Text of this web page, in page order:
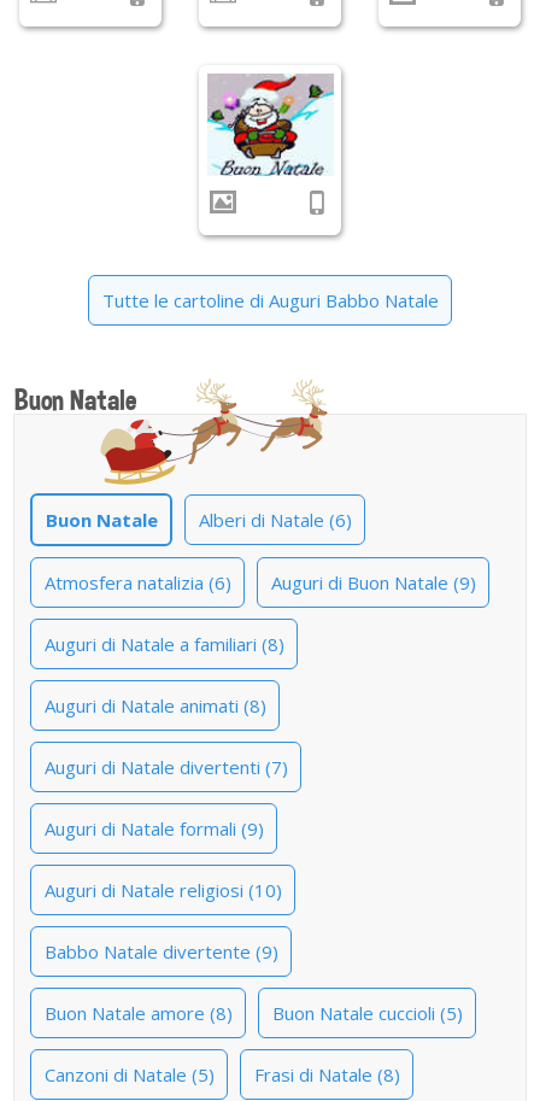
Tutte le cartoline di Auguri Babbo Natale
Buon Natale
Buon Natale Alberi di Natale (6)
Atmosfera natalizia (6) Auguri di Buon Natale (9)
Auguri di Natale a familiari (8)
Auguri di Natale animati (8)
Auguri di Natale divertenti (7)
Auguri di Natale formali (9)
Auguri di Natale religiosi (10)
Babbo Natale divertente (9)
Buon Natale amore (8) Buon Natale cuccioli (5)
Canzoni di Natale (5) Frasi di Natale (8)